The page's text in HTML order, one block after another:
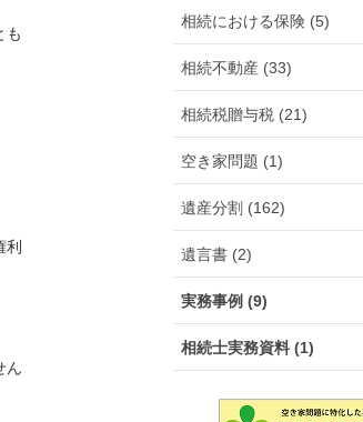
も
ん
相続における保険 (5)
相続不動産 (33)
相続税贈与税 (21)
空き家問題 (1)
遺産分割 (162)
遺言書 (2)
実務事例 (9)
相続士実務資料 (1)